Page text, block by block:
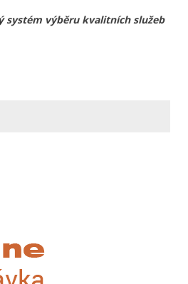
systém výběru kvalitních služeb